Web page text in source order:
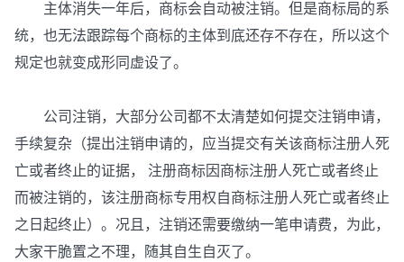
主体消失一年后，商标会自动被注销。但是商标局的系
统，也无法跟踪每个商标的主体到底还存不存在，所以这个
规定也就变成形同虚设了。
公司注销，大部分公司都不太清楚如何提交注销申请，
手续复杂（提出注销申请的，应当提交有关该商标注册人死
亡或者终止的证据， 注册商标因商标注册人死亡或者终止
而被注销的，该注册商标专用权自商标注册人死亡或者终止
之日起终止）。况且，注销还需要缴纳一笔申请费，为此，
大家干脆置之不理，随其自生自灭了。